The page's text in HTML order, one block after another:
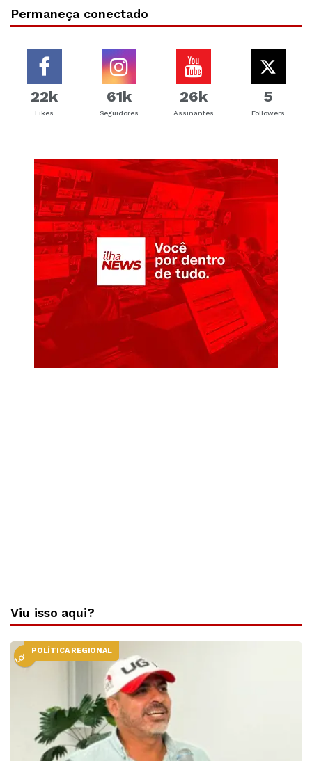
Permaneça conectado
22k
Likes
61k
Seguidores
26k
Assinantes
5
Followers
Viu isso aqui?
LOCALPOLÍTICA REGIONAL